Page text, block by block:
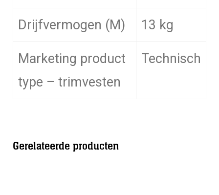
Drijfvermogen (M) 13 kg
Marketing product
type – trimvesten
Technisch
Gerelateerde producten